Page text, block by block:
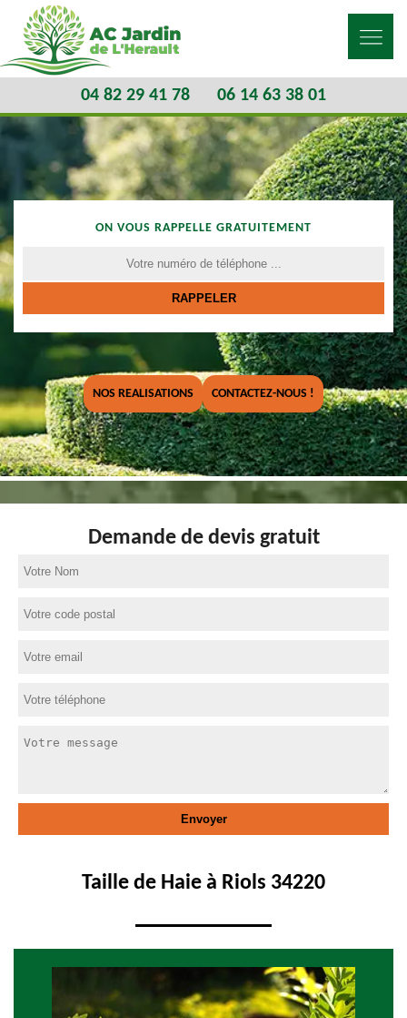
04 82 29 41 78 06 14 63 38 01
ON VOUS RAPPELLE GRATUITEMENT
NOS REALISATIONS CONTACTEZ-NOUS !
Demande de devis gratuit
Taille de Haie à Riols 34220